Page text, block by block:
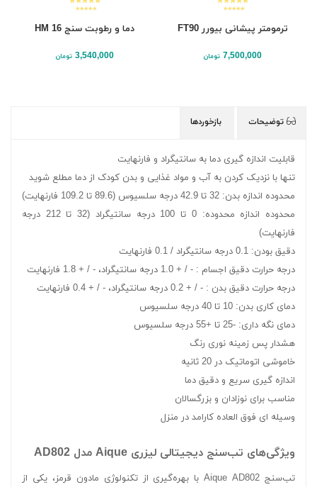
ترمومتر پیشانی بیورر FT90
7,500,000 تومان
دما و رطوبت سنج HM 16
3,540,000 تومان
توضیحات بازخوردها
قابلیت اندازه گیری دما به سانتیگراد و فارنهایت
تنها با نزدیک کردن به آب و مواد غذایی و بدن کودک از دما مطلع شوید
محدوده اندازه بدن: 32 تا 42.9 درجه سلسیوس (89.6 تا 109.2 فارنهایت)
محدوده اندازه محدوده: 0 تا 100 درجه سانتیگراد (32 تا 212 درجه
فارنهایت)
دقیق بودن: 0.1 درجه سانتیگراد / 0.1 فارنهایت
درجه حرارت دقیق اجسام : - / + 1.0 درجه سانتیگراد، - / + 1.8 فارنهایت
درجه حرارت دقیق بدن : - / + 0.2 درجه سانتیگراد، - / + 0.4 فارنهایت
دمای کاری بدن: 10 تا 40 درجه سلسیوس
دمای نگه داری: -25 تا +55 درجه سلسیوس
هشدار پس زمینه نوری رنگ
خاموشی اتوماتیک در 20 ثانیه
اندازه گیری سریع و دقیق دما
مناسب برای نوزادان و بزرگسالان
وسیله ای فوق العاده کارامد در منزل
ویژگی‌های تب‌سنج دیجیتالی لیزری Aique مدل AD802
تب‌سنج Aique AD802 با بهره‌گیری از تکنولوژی مادون قرمز، یکی از